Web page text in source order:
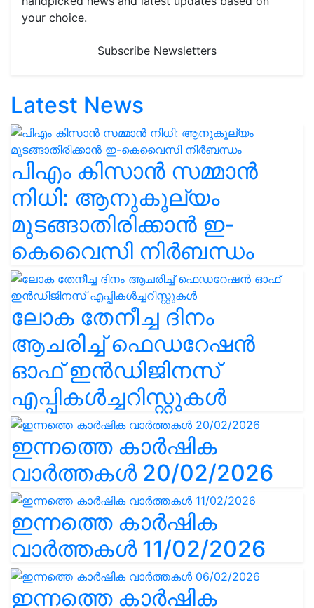
your choice.
Subscribe Newsletters
Latest News
പിഎം കിസാൻ സമ്മാൻ
നിധി: ആനുകൂല്യം
മുടങ്ങാതിരിക്കാൻ ഇ-
കെവൈസി നിർബന്ധം
ലോക തേനീച്ച ദിനം
ആചരിച്ച് ഫെഡറേഷൻ
ഓഫ് ഇൻഡിജിനസ്
എപ്പികൾച്ചറിസ്റ്റുകൾ
ഇന്നത്തെ കാർഷിക
വാർത്തകൾ 20/02/2026
ഇന്നത്തെ കാർഷിക
വാർത്തകൾ 11/02/2026
ഇന്നത്തെ കാർഷിക